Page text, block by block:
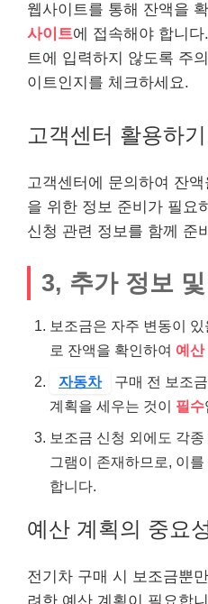
웹사이트를 통해 잔액을
사이트에 접속해야 합니다.
트에 입력하지 않도록 주
이트인지를 체크하세요.
고객센터 활용하기
고객센터에 문의하여 잔
을 위한 정보 준비가 필요
신청 관련 정보를 함께 준
3, 추가 정보
보조금은 자주 변동이
로 잔액을 확인하여 예산
자동차
구매 전 보조
계획을 세우는 것이 필수
보조금 신청 외에도 각
그램이 존재하므로, 이
합니다.
예산 계획의 중요
전기차 구매 시 보조금뿐